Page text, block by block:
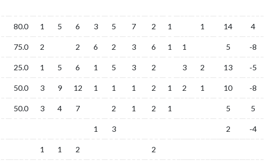
80.0 1 5 6 3 5 7 2 1 1 14 4
75.0 2 2 6 2 3 6 1 1 5 -8
25.0 1 5 6 1 5 3 2 3 2 13 -5
50.0 3 9 12 1 1 1 2 1 2 1 10 -8
50.0 3 4 7 2 1 2 1 5 5
1 3 2 -4
1 1 2 2